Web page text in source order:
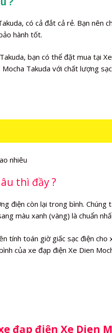
có cả đắt cả rẻ. Bạn nên
hành tốt.
bạn có thể đặt mua tại
Takuda với chất lượng
thì đầy ?
điện còn lại trong bình. Chúng
màu xanh (vàng) là chuẩn
tính toán giờ giấc sạc điện cho
của xe đạp điện Xe Dien
đạp điện Xe Dien